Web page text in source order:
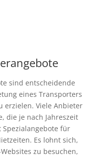
sind entscheidende
eines Transporters
erzielen. Viele Anbieter
die je nach Jahreszeit
für
Es lohnt sich,
zu besuchen,